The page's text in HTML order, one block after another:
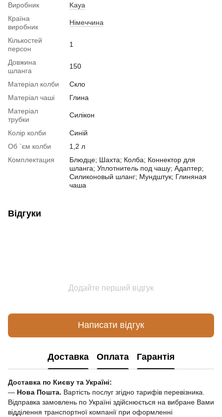
Виробник
Kaya
Країна
виробник
Німеччина
Кількостей
персон
1
Довжина
шланга
150
Матеріал колби
Скло
Матеріал чаші
Глина
Матеріал
трубки
Силікон
Колір колби
Синій
Об `єм колби
1,2 л
Комплектация
Блюдце; Шахта; Колба; Коннектор для
шланга; Уплотнитель под чашу; Адаптер;
Силиконовый шланг; Мундштук; Глиняная
чаша
Відгуки
Додайте перший відгук
Написати відгук
Доставка Оплата Гарантія
Доставка по Києву та Україні:
— Нова Пошта. Вартість послуг згідно тарифів перевізника.
Відправка замовлень по Україні здійснюється на вибране Вами
відділення транспортної компанії при оформленні